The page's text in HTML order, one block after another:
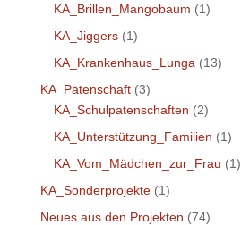
KA_Brillen_Mangobaum (1)
KA_Jiggers(1)
KA_Krankenhaus_Lunga (13)
KA_Patenschaft(3)
KA_Schulpatenschaften (2)
KA_Unterstützung_Familien (1)
KA_Vom_Mädchen_zur_Frau (1)
KA_Sonderprojekte(1)
Neues aus den Projekten (74)